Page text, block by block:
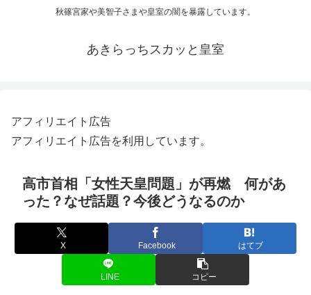
秋篠宮家や美智子さまや皇室の闇を暴露しています。
あきらっちスカッと皇室
アフィリエイト広告
アフィリエイト広告を利用しています。
高市首相「女性天皇問題」が再燃 何があ
った？なぜ話題？今後どうなるのか
X Facebook はてブ
LINE コピー